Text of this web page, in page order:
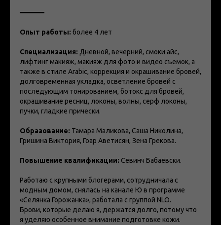
Опыт работы: более 4 лет
Специализация: Дневной, вечерний, смоки айс,
лифтинг макияж, макияж для фото и видео съемок, а
также в стиле Arabic, коррекция и окрашивание бровей,
долговременная укладка, осветление бровей с
последующим тонированием, ботокс для бровей,
окрашивание ресниц, локоны, волны, серф локоны,
пучки, гладкие прически.
Образование: Тамара Маликова, Саша Николина,
Гришина Виктория, Гоар Аветисян, Зена Грекова.
Повышение квалификации: Севинч Бабаевски.
Работаю с крупными блогерами, сотрудничала с
модным домом, снялась на канале Ю в программе
«Селянка Горожанка», работала с группой NLO.
Брови, которые делаю я, держатся долго, потому что
я уделяю особенное внимание подготовке кожи.